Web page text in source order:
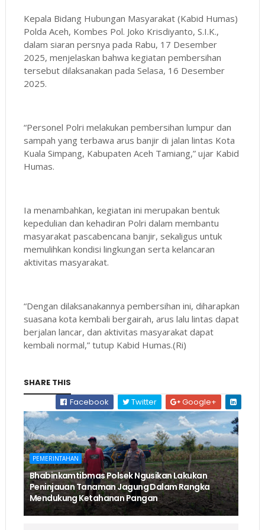
Kepala Bidang Hubungan Masyarakat (Kabid Humas)
Polda Aceh, Kombes Pol. Joko Krisdiyanto, S.I.K.,
dalam siaran persnya pada Rabu, 17 Desember
2025, menjelaskan bahwa kegiatan pembersihan
tersebut dilaksanakan pada Selasa, 16 Desember
2025.
“Personel Polri melakukan pembersihan lumpur dan
sampah yang terbawa arus banjir di jalan lintas Kota
Kuala Simpang, Kabupaten Aceh Tamiang,” ujar Kabid
Humas.
Ia menambahkan, kegiatan ini merupakan bentuk
kepedulian dan kehadiran Polri dalam membantu
masyarakat pascabencana banjir, sekaligus untuk
memulihkan kondisi lingkungan serta kelancaran
aktivitas masyarakat.
“Dengan dilaksanakannya pembersihan ini, diharapkan
suasana kota kembali bergairah, arus lalu lintas dapat
berjalan lancar, dan aktivitas masyarakat dapat
kembali normal,” tutup Kabid Humas.(Ri)
SHARE THIS
Facebook
Twitter Google+
PEMERINTAHAN
Bhabinkamtibmas Polsek Ngusikan Lakukan
Peninjauan Tanaman Jagung Dalam Rangka
Mendukung Ketahanan Pangan